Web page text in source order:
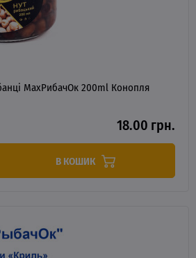
MaxРибачОк 200ml Конопля
18.00 грн.
В КОШИК